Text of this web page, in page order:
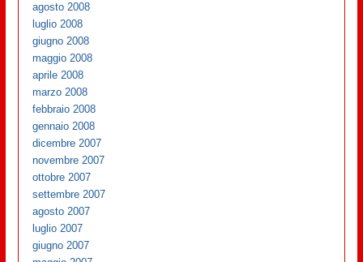
agosto 2008
luglio 2008
giugno 2008
maggio 2008
aprile 2008
marzo 2008
febbraio 2008
gennaio 2008
dicembre 2007
novembre 2007
ottobre 2007
settembre 2007
agosto 2007
luglio 2007
giugno 2007